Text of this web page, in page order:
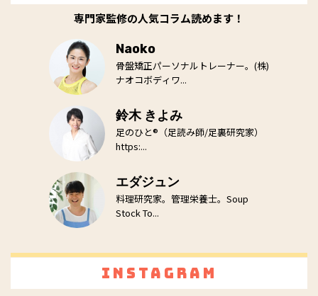
専門家監修の人気コラム読めます！
Naoko
骨盤矯正パーソナルトレーナー。(株)
ナオコボディワ...
鈴木 きよみ
足のひと®（足読み師/足裏研究家）
https:...
エダジュン
料理研究家。管理栄養士。Soup
Stock To...
Instagram